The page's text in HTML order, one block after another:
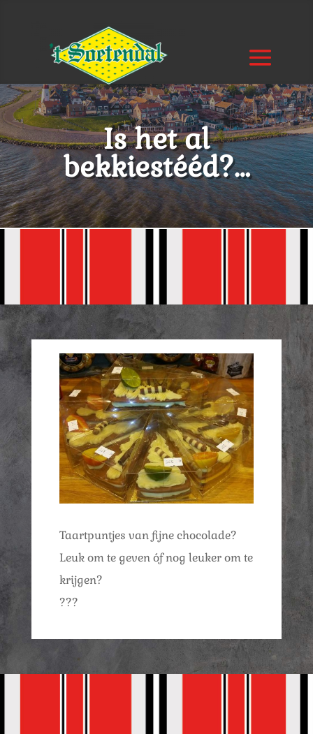
Is het al
bekkiestééd?…
Taartpuntjes van fijne chocolade?
Leuk om te geven óf nog leuker om te
krijgen?
???